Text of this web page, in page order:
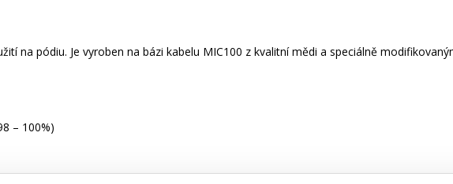
na pódiu. Je vyroben na bázi kabelu MIC100 z kvalitní mědi a speciálně
– 100%)